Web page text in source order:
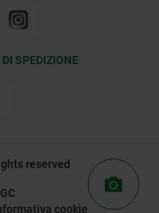
SPEDIZIONE
reserved
cookie